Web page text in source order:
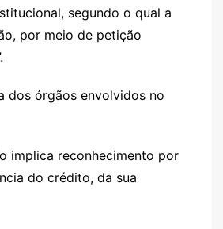
segundo o qual a
por meio de petição
dos órgãos envolvidos no
implica reconhecimento por
do crédito, da sua